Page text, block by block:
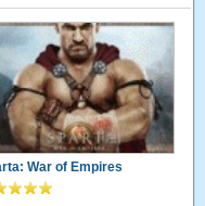
War of Empires